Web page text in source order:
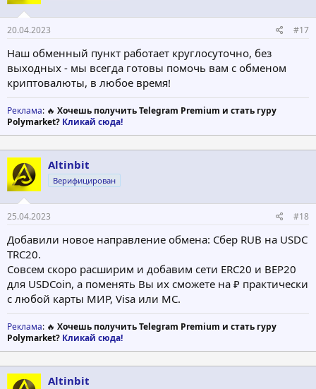
20.04.2023 #17
Наш обменный пункт работает круглосуточно, без
выходных - мы всегда готовы помочь вам с обменом
криптовалюты, в любое время!
Реклама: 🔥 Хочешь получить Telegram Premium и стать гуру
Polymarket? Кликай сюда!
Altinbit
Верифицирован
25.04.2023 #18
Добавили новое направление обмена: Сбер RUB на USDC
TRC20.
Совсем скоро расширим и добавим сети ERC20 и BEP20
для USDCoin, а поменять Вы их сможете на ₽ практически
с любой карты МИР, Visa или MC.
Реклама: 🔥 Хочешь получить Telegram Premium и стать гуру
Polymarket? Кликай сюда!
Altinbit